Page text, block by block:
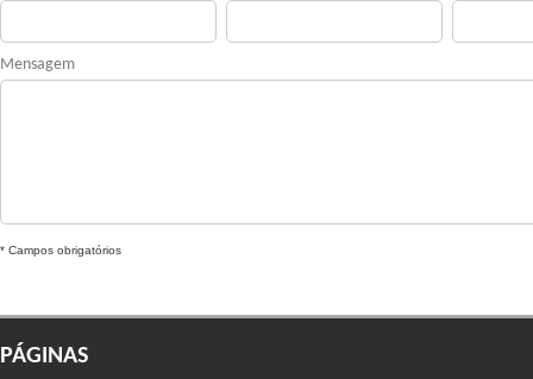
Mensagem
* Campos obrigatórios
PÁGINAS